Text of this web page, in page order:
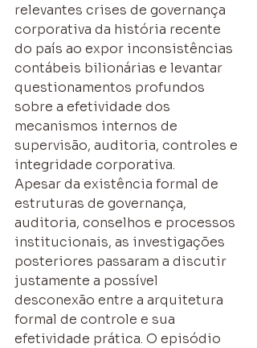
relevantes crises de governança
corporativa da história recente
do país ao expor inconsistências
contábeis bilionárias e levantar
questionamentos profundos
sobre a efetividade dos
mecanismos internos de
supervisão, auditoria, controles e
integridade corporativa.
Apesar da existência formal de
estruturas de governança,
auditoria, conselhos e processos
institucionais, as investigações
posteriores passaram a discutir
justamente a possível
desconexão entre a arquitetura
formal de controle e sua
efetividade prática. O episódio